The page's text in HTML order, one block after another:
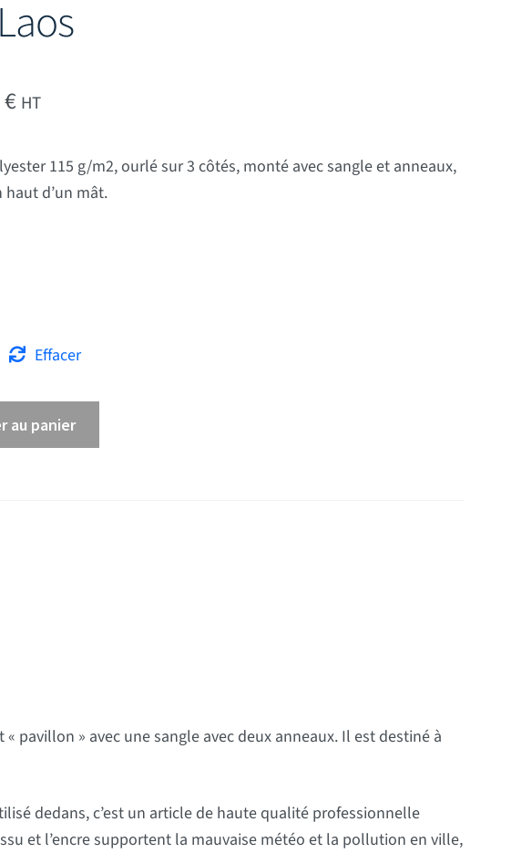
€Plage de prix : 11,00 € à 75,00 €
HT
115 g/m2, ourlé sur 3 côtés, monté avec sangle et anneaux,
haut d’un mât.
Effacer
au panier
pavillon » avec une sangle avec deux anneaux. Il est destiné à
dedans, c’est un article de haute qualité professionnelle
et l’encre supportent la mauvaise météo et la pollution en ville,